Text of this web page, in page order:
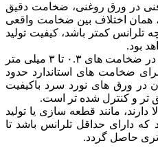
در ورق روغنی، ضخامت دقیق
همان اختلاف بین ضخامت واقعی
کمتر باشد، کیفیت تولید
بود.
به طور معمول، ورق های روغنی در ضخامت های ۰.۳ تا ۳ میلی متر
ضخامت های استاندارد حدود
در ورق های نورد سرد باکیفیت
تر و کنترل شده تر است.
دارند، مانند قطعه سازی یا تولید
که دارای حداقل تلرانس باشد تا
حاصل گردد.